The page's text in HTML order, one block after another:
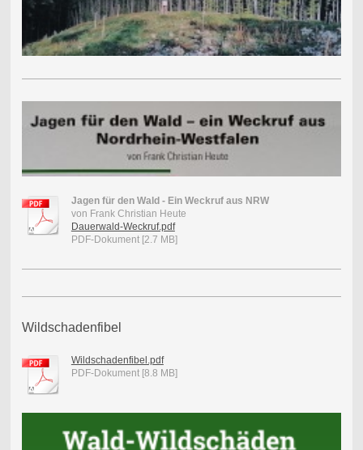
Jagen für den Wald - Ein Weckruf aus NRW
von Frank Christian Heute
Dauerwald-Weckruf.pdf
PDF-Dokument [2.7 MB]
Wildschadenfibel
Wildschadenfibel.pdf
PDF-Dokument [8.8 MB]